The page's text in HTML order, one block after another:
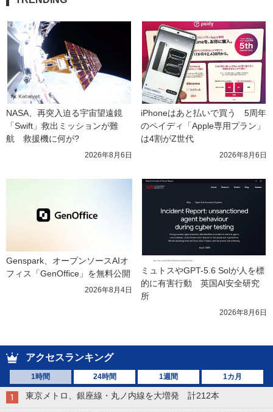
NASA、再突入迫る宇宙望遠鏡
「Swift」救出ミッションが難
航　救援機に何が?
2026年8月6日
iPhoneはあと払いで買う　5周年
のペイディ「Apple専用プラン」
は4割がZ世代
2026年8月6日
Genspark、オープンソースAIオ
フィス「GenOffice」を無料公開
2026年8月4日
ミュトスやGPT-5.6 Solが人を標
的に有害行動　英国AI安全研究
所
2026年8月6日
アクセスランキング
1時間 24時間 1週間 1カ月
東京メトロ、銀座線・丸ノ内線を大増発 計212本